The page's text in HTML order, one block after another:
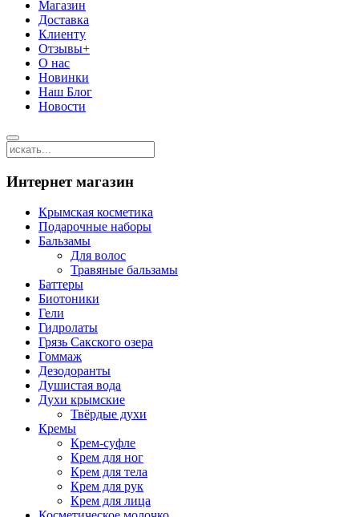
Магазин
Доставка
Клиенту
Отзывы+
О нас
Новинки
Наш Блог
Новости
Интернет магазин
Крымская косметика
Подарочные наборы
Бальзамы
Для волос
Травяные бальзамы
Баттеры
Биотоники
Гели
Гидролаты
Грязь Сакского озера
Гоммаж
Дезодоранты
Душистая вода
Духи крымские
Твёрдые духи
Кремы
Крем-суфле
Крем для ног
Крем для тела
Крем для рук
Крем для лица